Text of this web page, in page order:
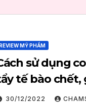
MỸ PHẨM
sử dụng
tế bào chết,
đạt hiệu
30/12/2022